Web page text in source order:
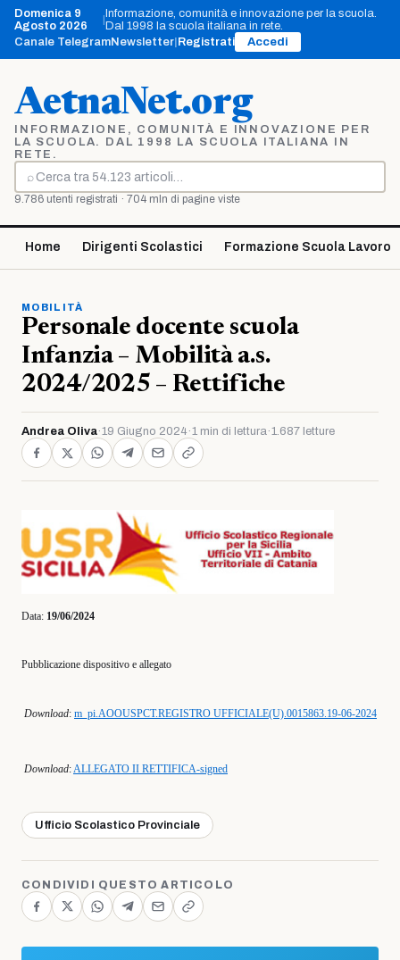
Vai
contenuto
Domenica 9
Agosto 2026
|Informazione, comunità e innovazione per la scuola.
Dal 1998 la scuola italiana in rete.
Canale TelegramNewsletter Registrati Accedi
AetnaNet.org
INFORMAZIONE, COMUNITÀ E INNOVAZIONE PER
LA SCUOLA. DAL 1998 LA SCUOLA ITALIANA IN
RETE.
⌕
Cerca
9.786 utenti registrati · 704 mln di pagine viste
Home Dirigenti Scolastici Formazione Scuola Lavoro
MOBILITÀ
Personale docente scuola
Infanzia – Mobilità a.s.
2024/2025 – Rettifiche
Andrea Oliva·19 Giugno 2024 ·1 min di lettura·1.687 letture
Data: 19/06/2024
Pubblicazione dispositivo e allegato
Download: m_pi.AOOUSPCT.REGISTRO UFFICIALE(U).0015863.19-06-2024
Download: ALLEGATO II RETTIFICA-signed
Ufficio Scolastico Provinciale
CONDIVIDI QUESTO ARTICOLO